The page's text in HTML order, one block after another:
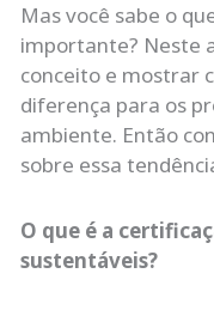
Mas você sabe o
importante? Neste
conceito e mostrar
diferença para os
ambiente. Então
sobre essa
O que é a
sustentáveis?